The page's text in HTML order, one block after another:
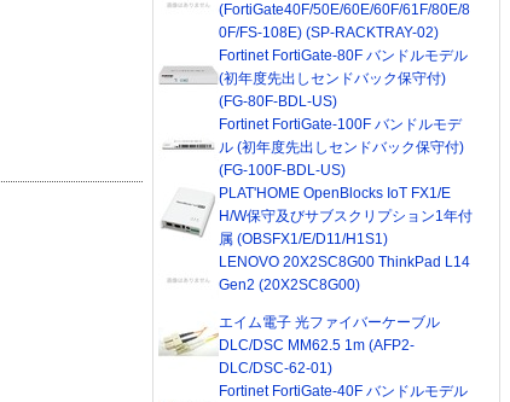
(FortiGate40F/50E/60E/60F/61F/80E/8
0F/FS-108E) (SP-RACKTRAY-02)
Fortinet FortiGate-80F バンドルモデル
(初年度先出しセンドバック保守付)
(FG-80F-BDL-US)
Fortinet FortiGate-100F バンドルモデ
ル (初年度先出しセンドバック保守付)
(FG-100F-BDL-US)
PLAT'HOME OpenBlocks IoT FX1/E
H/W保守及びサブスクリプション1年付
属 (OBSFX1/E/D11/H1S1)
LENOVO 20X2SC8G00 ThinkPad L14
Gen2 (20X2SC8G00)
エイム電子 光ファイバーケーブル
DLC/DSC MM62.5 1m (AFP2-
DLC/DSC-62-01)
Fortinet FortiGate-40F バンドルモデル